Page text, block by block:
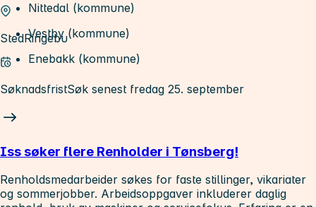
Nittedal (kommune)
Vestby (kommune)
Enebakk (kommune)
StedRingebu
SøknadsfristSøk senest fredag 25. september
Iss søker flere Renholder i Tønsberg!
Renholdsmedarbeider søkes for faste stillinger, vikariater
og sommerjobber. Arbeidsoppgaver inkluderer daglig